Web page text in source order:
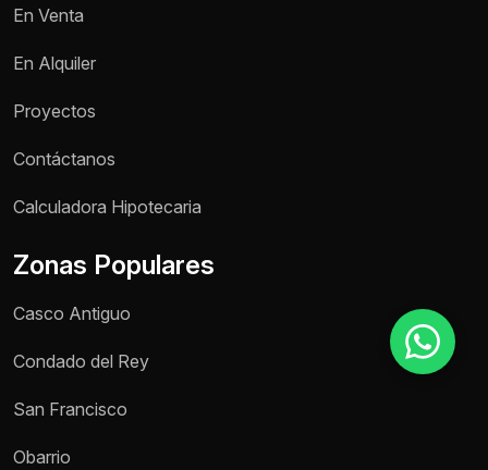
En Venta
En Alquiler
Proyectos
Contáctanos
Calculadora Hipotecaria
Zonas Populares
Casco Antiguo
Condado del Rey
San Francisco
Obarrio